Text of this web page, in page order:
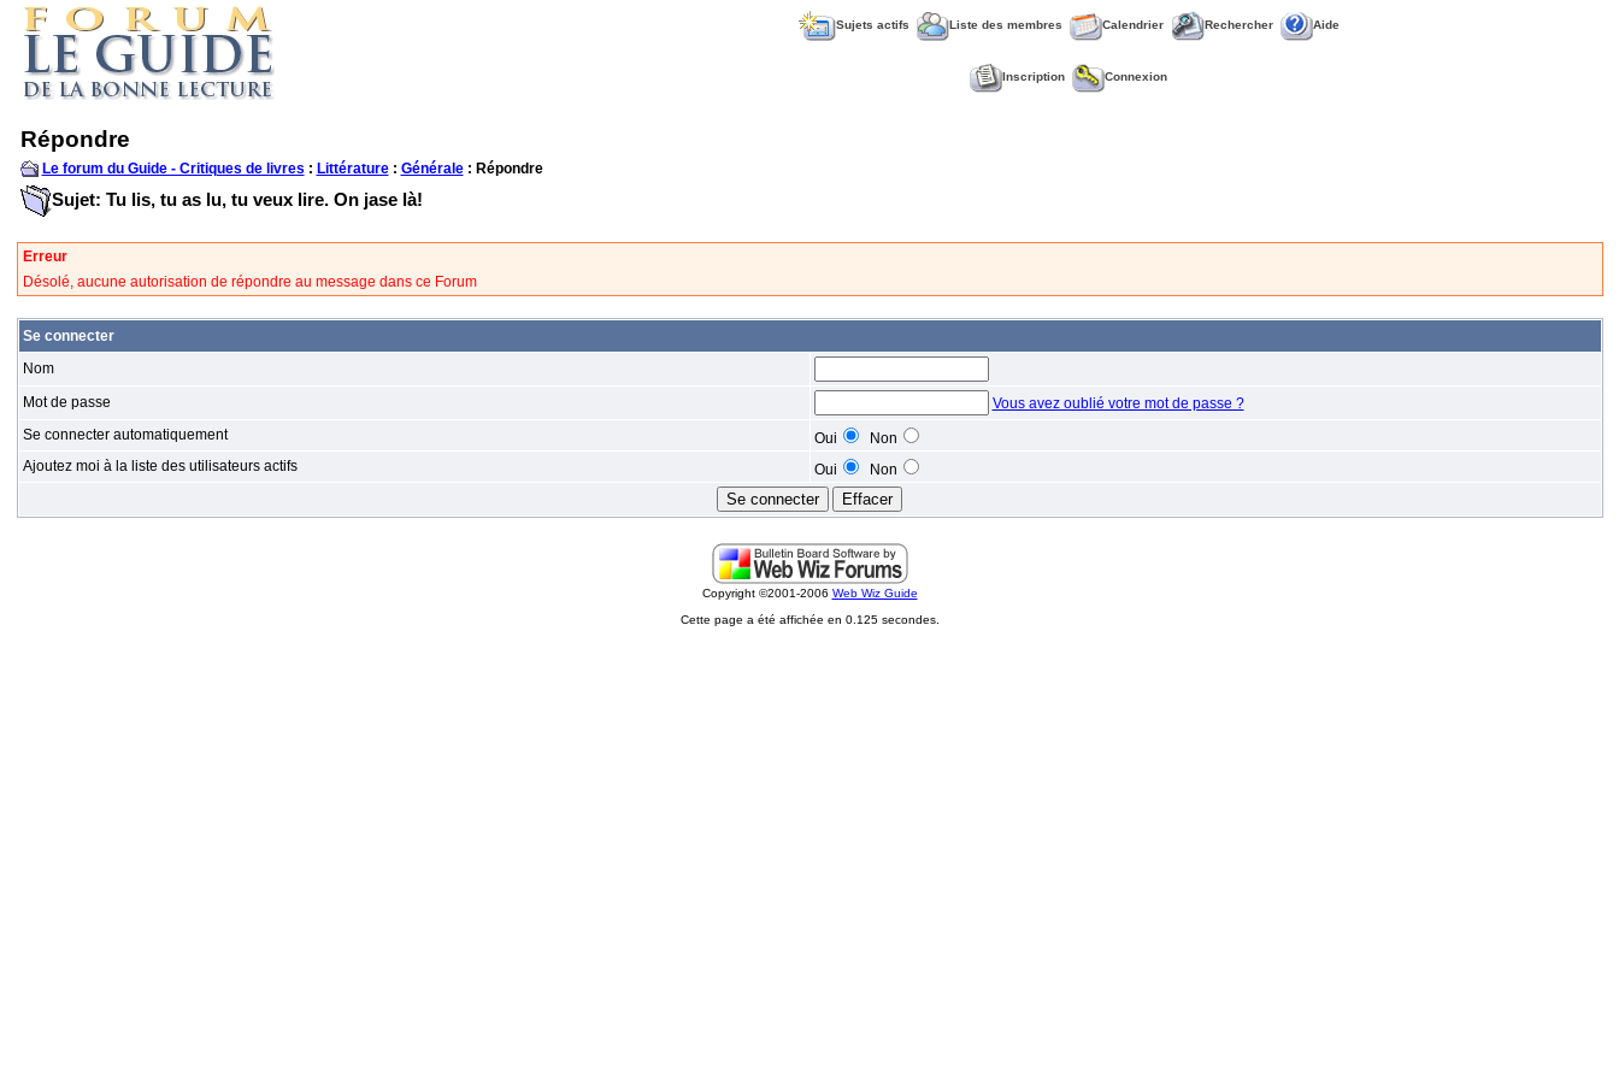
Sujets actifs Liste des membres Calendrier Rechercher Aide
Inscription Connexion
Répondre
Le forum du Guide - Critiques de livres : Littérature: Générale: Répondre
Sujet: Tu lis, tu as lu, tu veux lire. On jase là!
Erreur
Désolé, aucune autorisation de répondre au message dans ce Forum
Se connecter
Nom
Mot de passe
Vous avez oublié votre mot de passe ?
Se connecter automatiquement
Oui
Non
Ajoutez moi à la liste des utilisateurs actifs
Oui Non
Copyright ©2001-2006 Web Wiz Guide
Cette page a été affichée en 0.125 secondes.